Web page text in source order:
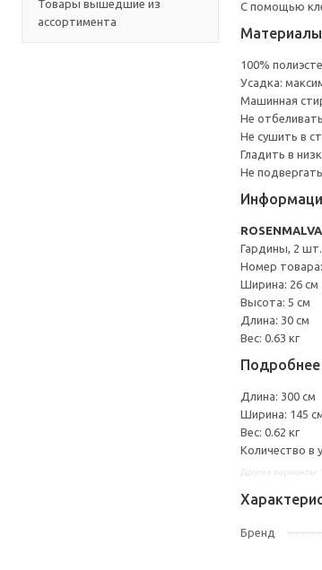
Товары вышедшие из
ассортимента
С помощью
100%
Усадка:
Машинная
Не
Не сушить в
Гладить в
Не
Гардины, 2 шт.
Номер товара:
Ширина: 26 см
Высота: 5 см
Длина: 30 см
Вес: 0.63 кг
Подробнее
Длина: 300 см
Ширина: 145
Вес: 0.62 кг
Количество в
Бренд